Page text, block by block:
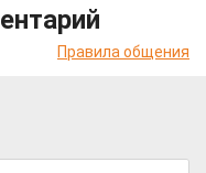
Правила общения